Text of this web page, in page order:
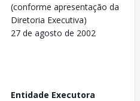
(conforme apresentação da
Diretoria Executiva)
27 de agosto de 2002
Entidade Executora